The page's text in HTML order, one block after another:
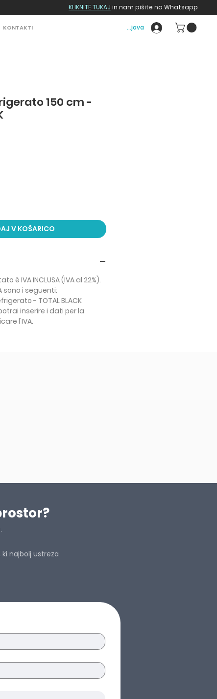
KLIKNITE TUKAJ in nam pišite na Whatsapp
KONTAKTI Prijava
150 cm -
V KOŠARICO
è IVA INCLUSA (IVA al 22%).
sono i seguenti:
- TOTAL BLACK
inserire i dati per la
l'IVA.
najbolj ustreza